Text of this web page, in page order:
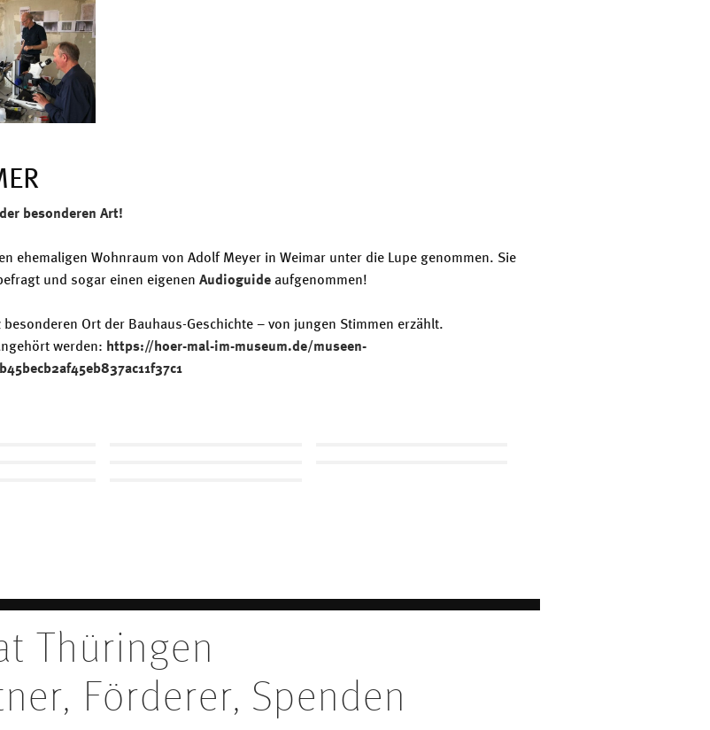
besonderen Art!
ehemaligen Wohnraum von Adolf Meyer in Weimar unter die Lupe genommen. Sie
und sogar einen eigenen Audioguide aufgenommen!
Ort der Bauhaus-Geschichte – von jungen Stimmen erzählt.
werden: https://hoer-mal-im-museum.de/museen-
Thüringen
Förderer, Spenden